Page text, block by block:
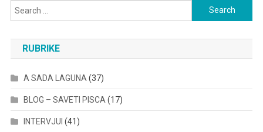
Search
for:
RUBRIKE
A SADA LAGUNA (37)
BLOG – SAVETI PISCA (17)
INTERVJUI (41)